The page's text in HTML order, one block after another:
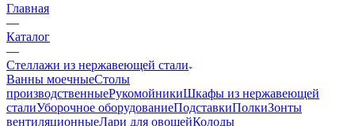
Главная
—
Каталог
—
Стеллажи из нержавеющей стали
Ванны моечныеСтолы
производственныеРукомойникиШкафы из нержавеющей
сталиУборочное оборудованиеПодставкиПолкиЗонты
вентиляционныеЛари для овощейКолоды